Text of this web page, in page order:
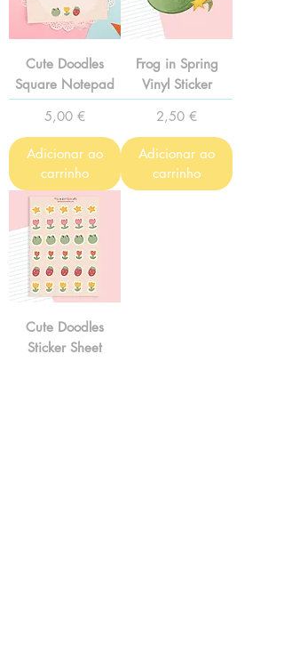
Cute Doodles
Square Notepad
Preço
5,00 €
Adicionar ao
carrinho
Frog in Spring
Vinyl Sticker
Preço
2,50 €
Adicionar ao
carrinho
Cute Doodles
Sticker Sheet